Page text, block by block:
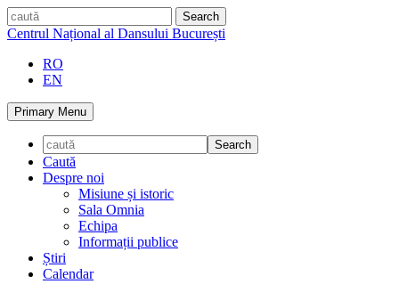
Skip
to
caută
Centrul Național al Dansului București
RO
EN
Primary Menu
Caută
Despre noi
Misiune și istoric
Sala Omnia
Echipa
Informații publice
Știri
Calendar